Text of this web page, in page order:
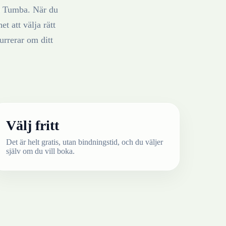
Tumba. När du
att välja rätt
om ditt
Välj fritt
Det är helt gratis, utan bindningstid, och du väljer
själv om du vill boka.